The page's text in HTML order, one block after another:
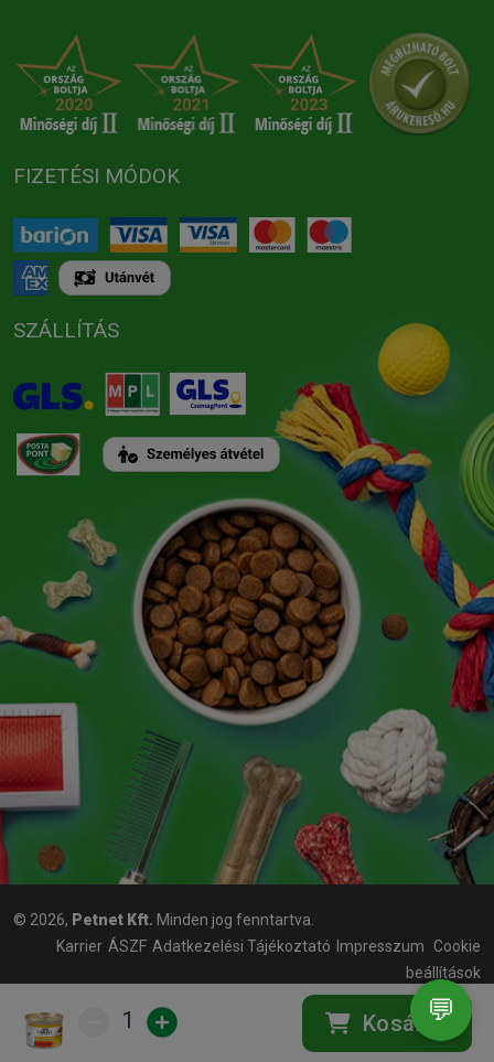
1 Kosárba
FIZETÉSI MÓDOK
SZÁLLÍTÁS
© 2026, Petnet Kft. Minden jog fenntartva.
Karrier ÁSZF Adatkezelési Tájékoztató Impresszum
Cookie
beállítások
💬